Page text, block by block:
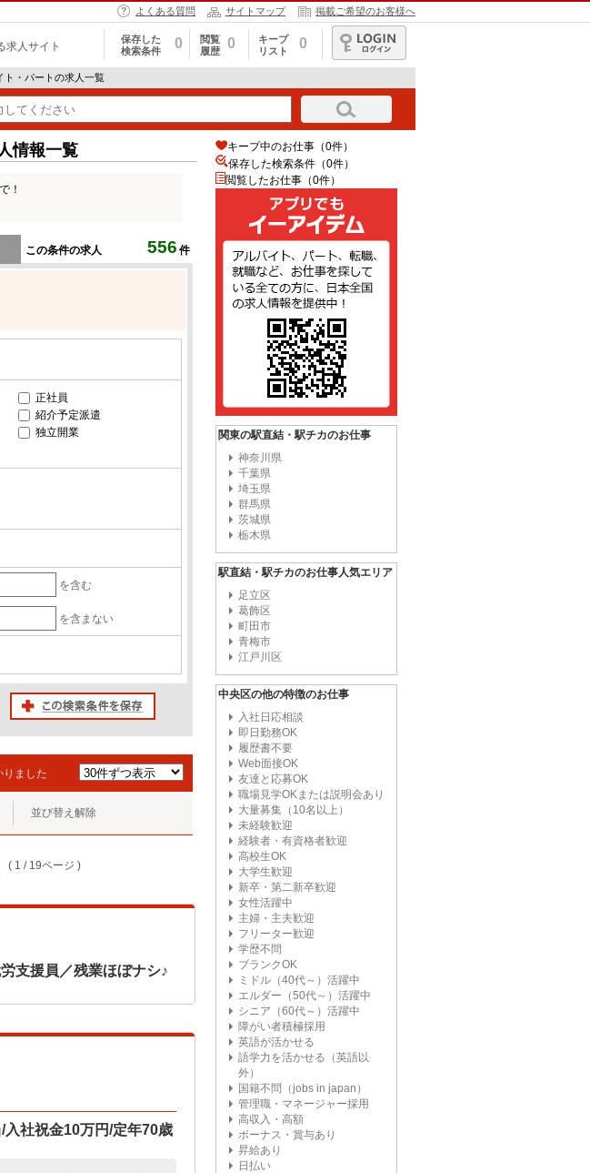
よくある質問 サイトマップ 掲載ご希望のお客様へ
求人サイト
保存した
検索条件
0
閲覧
履歴
0
キープ
リスト
0
ログイン
ト・パートの求人一覧
情報一覧
！
この条件の求人 556 件
正社員
紹介予定派遣
独立開業
を含む
を含まない
りました
並び替え解除
( 1 / 19ページ )
支援員／残業ほぼナシ♪
社祝金10万円/定年70歳
キープ中のお仕事（0件）
保存した検索条件（0件）
閲覧したお仕事（0件）
関東の駅直結・駅チカのお仕事
神奈川県
千葉県
埼玉県
群馬県
茨城県
栃木県
駅直結・駅チカのお仕事人気エリア
足立区
葛飾区
町田市
青梅市
江戸川区
中央区の他の特徴のお仕事
入社日応相談
即日勤務OK
履歴書不要
Web面接OK
友達と応募OK
職場見学OKまたは説明会あり
大量募集（10名以上）
未経験歓迎
経験者・有資格者歓迎
高校生OK
大学生歓迎
新卒・第二新卒歓迎
女性活躍中
主婦・主夫歓迎
フリーター歓迎
学歴不問
ブランクOK
ミドル（40代～）活躍中
エルダー（50代～）活躍中
シニア（60代～）活躍中
障がい者積極採用
英語が活かせる
語学力を活かせる（英語以
外）
国籍不問（jobs in japan）
管理職・マネージャー採用
高収入・高額
ボーナス・賞与あり
昇給あり
日払い